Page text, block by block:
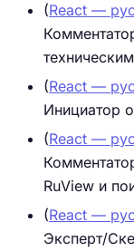
(React —
(React —
Инициатор
(React —
RuView и
(React —
Эксперт/